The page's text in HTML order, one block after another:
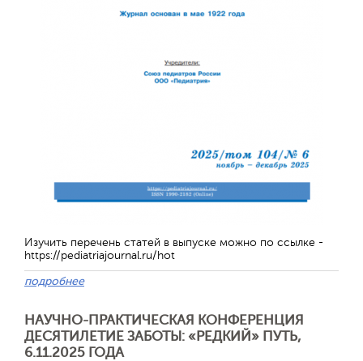
Изучить перечень статей в выпуске можно по ссылке -
https://pediatriajournal.ru/hot
подробнее
НАУЧНО-ПРАКТИЧЕСКАЯ КОНФЕРЕНЦИЯ
ДЕСЯТИЛЕТИЕ ЗАБОТЫ: «РЕДКИЙ» ПУТЬ,
6.11.2025 ГОДА